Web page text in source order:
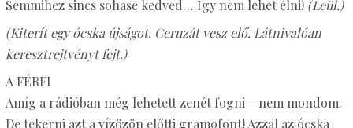
Semmihez sincs sohase kedved… Így nem lehet élni! (Leül.)
(Kiterít egy ócska újságot. Ceruzát vesz elő. Látnivalóan
keresztrejtvényt fejt.)
A FÉRFI
Amíg a rádióban még lehetett zenét fogni – nem mondom.
De tekerni azt a vízözön előtti gramofont! Azzal az ócska